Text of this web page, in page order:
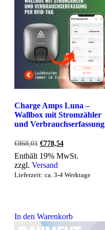
Charge Amps Luna –
Wallbox mit Stromzähler
und Verbrauchserfassung
€868,01 Ursprünglicher
Preis
war:
€868,01
€778,54Aktueller
Preis
ist:
Enthält 19% MwSt.
zzgl. Versand
Lieferzeit: ca. 3-4 Werktage
In den Warenkorb